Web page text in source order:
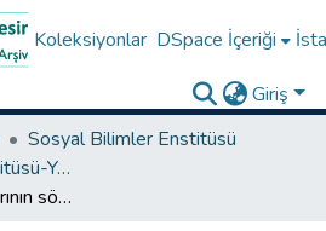
Koleksiyonlar DSpace İçeriği
Giriş
Sosyal Bilimler Enstitüsü
Sosyal Bilimler Enstitüsü-Yüksek Lisans Tezleri
Sındırgı yöresi ağızlarının söz varlığı